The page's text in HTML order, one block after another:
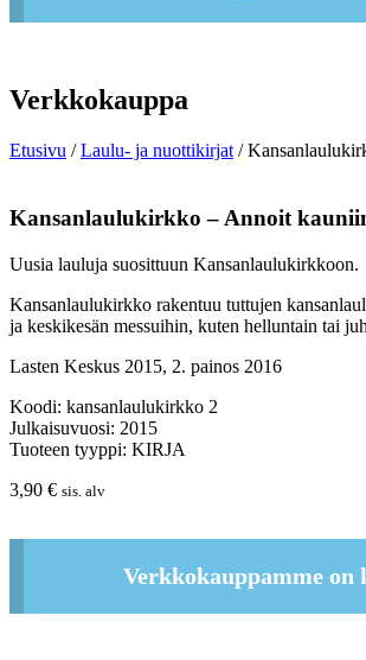
Verkkokauppa
Etusivu /Laulu- ja nuottikirjat /
Kansanlaulukirkko – Annoit
Uusia lauluja suosittuun Kansanlaulukirkkoon.
Kansanlaulukirkko rakentuu tuttujen
ja keskikesän messuihin, kuten helluntain tai
Lasten Keskus 2015, 2. painos 2016
Koodi: kansanlaulukirkko 2
Julkaisuvuosi: 2015
Tuoteen tyyppi: KIRJA
3,90 € sis. alv
Verkkokauppamme